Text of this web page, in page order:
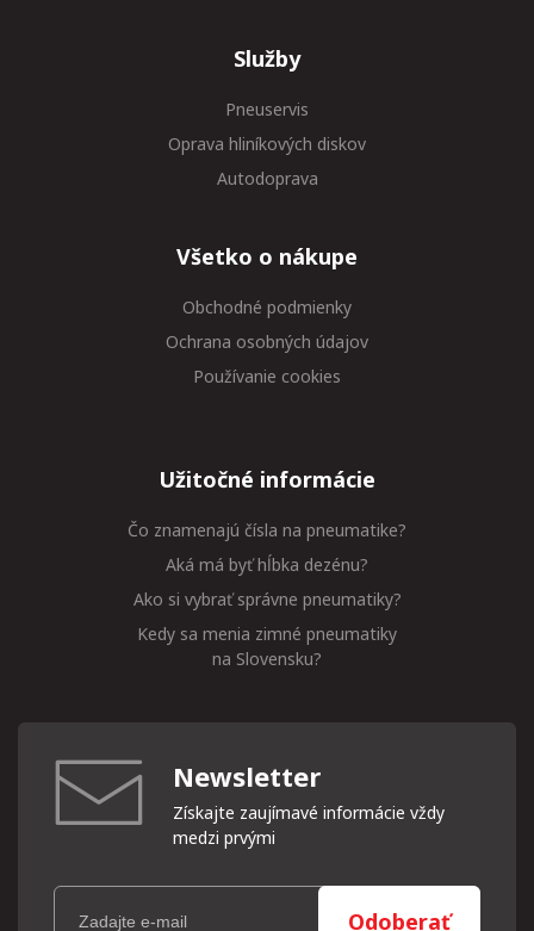
Služby
Pneuservis
Oprava hliníkových diskov
Autodoprava
Všetko o nákupe
Obchodné podmienky
Ochrana osobných údajov
Používanie cookies
Užitočné informácie
Čo znamenajú čísla na pneumatike?
Aká má byť hĺbka dezénu?
Ako si vybrať správne pneumatiky?
Kedy sa menia zimné pneumatiky
na Slovensku?
Newsletter
Získajte zaujímavé informácie vždy
medzi prvými
Odoberať